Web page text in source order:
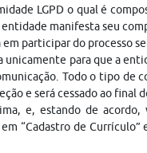
LGPD o qual é
manifesta seu
participar do processo
unicamente para que a
Todo o tipo de
e será cessado ao final
e, estando de
“Cadastro de